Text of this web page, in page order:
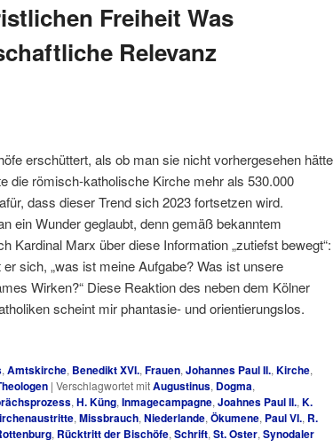
Freiheit Was
Relevanz
erschüttert, als ob man sie nicht vorhergesehen
die römisch-katholische Kirche mehr als 530.000
dass dieser Trend sich 2023 fortsetzen wird.
ein Wunder geglaubt, denn gemäß bekanntem
Kardinal Marx über diese Information „zutiefst bewegt“:
er sich, „was ist meine Aufgabe? Was ist unsere
Wirken?“ Diese Reaktion des neben dem Kölner
scheint mir phantasie- und orientierungslos.
, Amtskirche, Benedikt XVI., Frauen, Johannes Paul II., Kirche,
| Verschlagwortet mitAugustinus, Dogma,
, H. Küng, Inmagecampagne, Joahnes Paul II., K.
, Missbrauch, Niederlande, Ökumene, Paul VI., R.
, Rücktritt der Bischöfe, Schrift, St. Oster, Synodaler